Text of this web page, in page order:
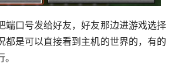
端口号发给好友，好友那边进游戏选择
都是可以直接看到主机的世界的，有的